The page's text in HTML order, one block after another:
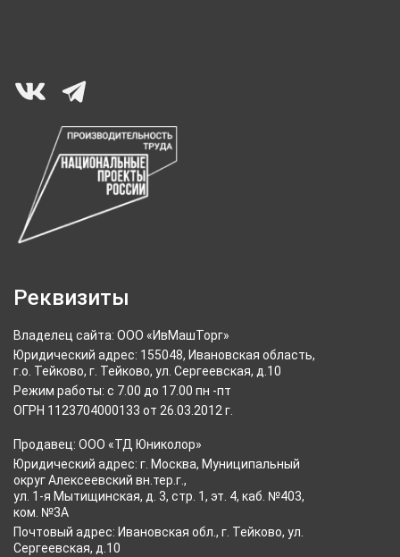
Реквизиты
Владелец сайта: ООО «ИвМашТорг»
Юридический адрес: 155048, Ивановская область,
г.о. Тейково, г. Тейково, ул. Сергеевская, д.10
Режим работы: с 7.00 до 17.00 пн -пт
ОГРН 1123704000133 от 26.03.2012 г.
Продавец: ООО «ТД Юниколор»
Юридический адрес: г. Москва, Муниципальный
округ Алексеевский вн.тер.г.,
ул. 1-я Мытищинская, д. 3, стр. 1, эт. 4, каб. №403,
ком. №3А
Почтовый адрес: Ивановская обл., г. Тейково, ул.
Сергеевская, д.10